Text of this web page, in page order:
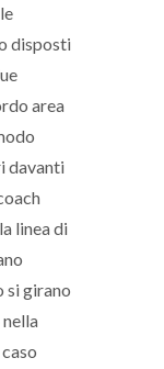
disposti
area
davanti
linea di
si girano